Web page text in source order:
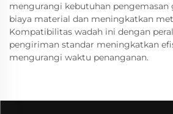
mengurangi kebutuhan pengemasan
biaya material dan meningkatkan
Kompatibilitas wadah ini dengan
pengiriman standar meningkatkan
mengurangi waktu penanganan.